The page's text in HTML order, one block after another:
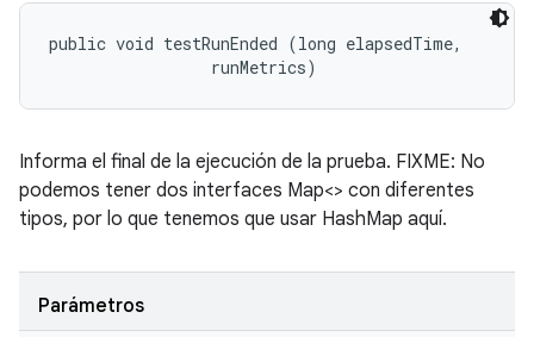
public void testRunEnded (long elapsedTime,
runMetrics)
Informa el final de la ejecución de la prueba. FIXME: No
podemos tener dos interfaces Map<> con diferentes
tipos, por lo que tenemos que usar HashMap aquí.
Parámetros